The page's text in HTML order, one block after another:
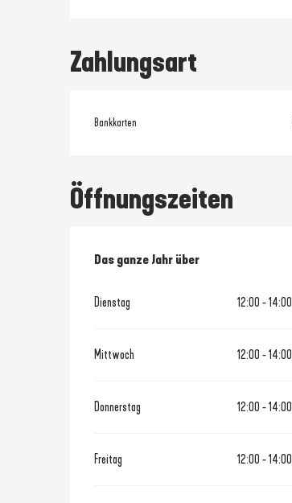
Zahlungsart
Bankkarten
Öffnungszeiten
Das ganze Jahr über
Das ganze Jahr über
Dienstag 12:00 - 14:00
Mittwoch 12:00 - 14:00
Donnerstag 12:00 - 14:00
Freitag 12:00 - 14:00